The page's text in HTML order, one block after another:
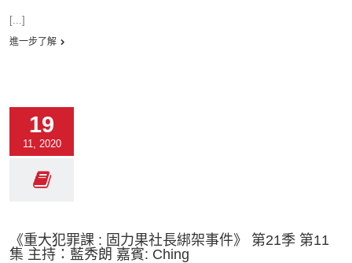
[...]
進一步了解
19
11, 2020
《重大犯罪課 : 固力果社長綁架事件》 第21季 第11
集 主持：藍秀朗 嘉賓: Ching